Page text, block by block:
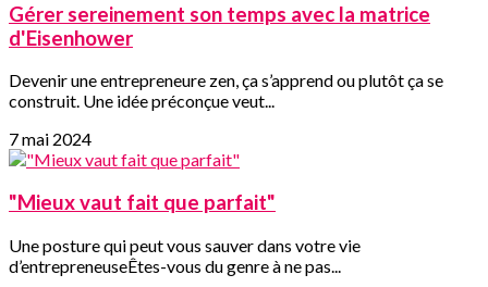
Gérer sereinement son temps avec la matrice
d'Eisenhower
Devenir une entrepreneure zen, ça s’apprend ou plutôt ça se
construit. Une idée préconçue veut...
7 mai 2024
"Mieux vaut fait que parfait"
Une posture qui peut vous sauver dans votre vie
d’entrepreneuseÊtes-vous du genre à ne pas...